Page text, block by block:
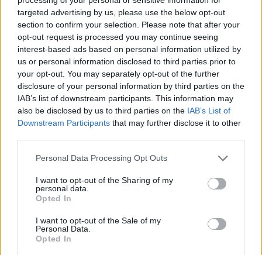
targeted advertising by us, please use the below opt-out
section to confirm your selection. Please note that after your
opt-out request is processed you may continue seeing
interest-based ads based on personal information utilized by
us or personal information disclosed to third parties prior to
your opt-out. You may separately opt-out of the further
disclosure of your personal information by third parties on the
IAB’s list of downstream participants. This information may
also be disclosed by us to third parties on the IAB’s List of
Downstream Participants that may further disclose it to other
Please note that this website/app uses one or more Google
not limited to your visit or usage behaviour. You may click to
grant or deny consent to Google and its third-party tags to
use your data for below specified purposes in below Google
consent section.
Personal Data Processing Opt Outs
I want to opt-out of the Sharing of my
personal data.
Opted In
I want to opt-out of the Sale of my
Personal Data.
Opted In
NÉPSZERŰ
Hitelfordulat 2026: elzárja a pénzcsapot az
állam
ELEMZÉSEK